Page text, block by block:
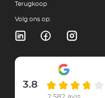
Terugkoop
Volg ons op:
3.8